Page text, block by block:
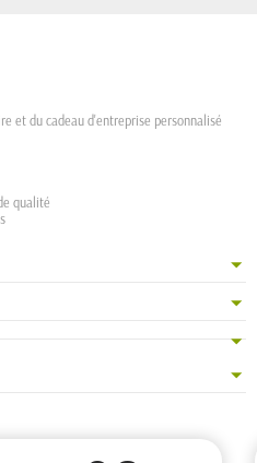
et du cadeau d'entreprise personnalisé
qualité